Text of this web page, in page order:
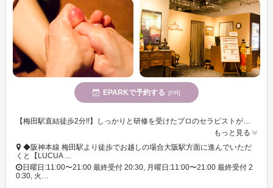
EPARKで予約する [PR]
もっと見る
◆阪神本線 梅田駅より徒歩でお越しの場合大阪駅方面に進んでいただ
くと【LUCUA …
日曜日:11:00〜21:00 最終受付 20:30, 月曜日:11:00〜21:00 最終受付 2
0:30, 火…